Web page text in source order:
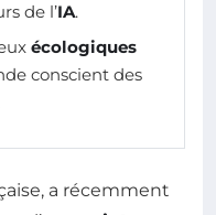
de l’IA.
écologiques
conscient des
a récemment